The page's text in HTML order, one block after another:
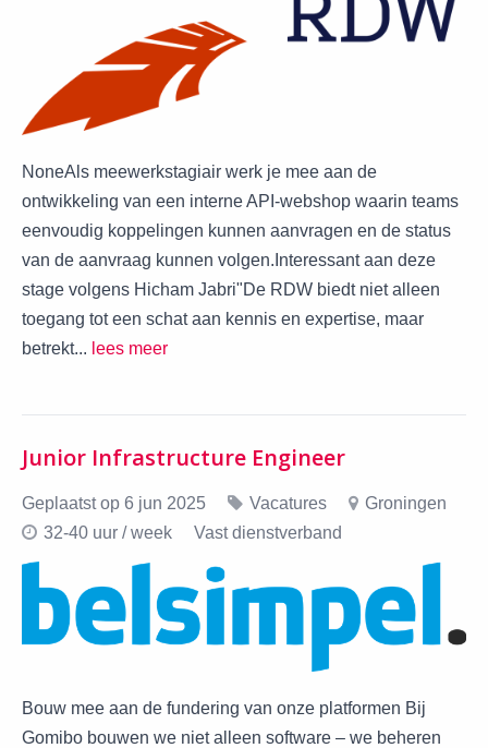
NoneAls meewerkstagiair werk je mee aan de
ontwikkeling van een interne API-webshop waarin teams
eenvoudig koppelingen kunnen aanvragen en de status
van de aanvraag kunnen volgen.Interessant aan deze
stage volgens Hicham Jabri"De RDW biedt niet alleen
toegang tot een schat aan kennis en expertise, maar
betrekt... lees meer
Junior Infrastructure Engineer
Geplaatst op 6 jun 2025 Vacatures
Groningen
32-40 uur / week
Vast dienstverband
Bouw mee aan de fundering van onze platformen Bij
Gomibo bouwen we niet alleen software – we beheren